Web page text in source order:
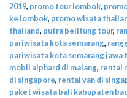
2019, promo tour lombok,
ke lombok, promo wisata
thailand, putra belitung tour,
pariwisata kota semarang,
pariwisata kota semarang jawa
mobil alphard di malang, rental
di singapore, rental van di
paket wisata bali kabupaten